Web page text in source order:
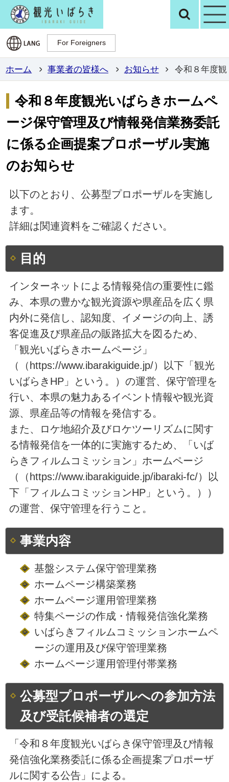
観光いばらき検
For Foreigners
For Foreigners
ホーム 事業者の皆様へ お知らせ 令和８年度
令和８年度観光いばらきホームペ
ージ保守管理及び情報発信業務委託
に係る企画提案プロポーザル実施
のお知らせ
以下のとおり、公募型プロポーザルを実施し
ます。
詳細は関連資料をご確認ください。
目的
インターネットによる情報発信の重要性に鑑
み、本県の豊かな観光資源や県産品を広く県
内外に発信し、認知度、イメージの向上、誘
客促進及び県産品の販路拡大を図るため、
「観光いばらきホームページ」
（（https://www.ibarakiguide.jp/）以下「観光
いばらきHP」という。）の運営、保守管理を
行い、本県の魅力あるイベント情報や観光資
源、県産品等の情報を発信する。
また、ロケ地紹介及びロケツーリズムに関す
る情報発信を一体的に実施するため、「いば
らきフィルムコミッション」ホームページ
（（https://www.ibarakiguide.jp/ibaraki-fc/）以
下「フィルムコミッションHP」という。））
の運営、保守管理を行うこと。
事業内容
基盤システム保守管理業務
ホームページ構築業務
ホームページ運用管理業務
特集ページの作成・情報発信強化業務
いばらきフィルムコミッションホームペ
ージの運用及び保守管理業務
ホームページ運用管理付帯業務
公募型プロポーザルへの参加方法
及び受託候補者の選定
「令和８年度観光いばらき保守管理及び情報
発信強化業務委託に係る企画提案プロポーザ
ルに関する公告」による。